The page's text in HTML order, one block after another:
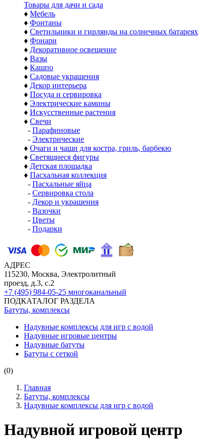
Товары для дачи и сада
♦ Мебель
♦ Фонтаны
♦ Светильники и гирлянды на солнечных батареях
♦ Фонари
♦ Декоративное освещение
♦ Вазы
♦ Кашпо
♦ Садовые украшения
♦ Декор интерьера
♦ Посуда и сервировка
♦ Электрические камины
♦ Искусственные растения
♦ Свечи
- Парафиновые
- Электрические
♦ Очаги и чаши для костра, гриль, барбекю
♦ Светящиеся фигуры
♦ Детская площадка
♦ Пасхальная коллекция
- Пасхальные яйца
- Сервировка стола
- Декор и украшения
- Вазочки
- Цветы
- Подарки
АДРЕС
115230, Москва, Электролитный
проезд, д.3, с.2
+7 (495) 984-05-25 многоканальный
ПОДКАТАЛОГ РАЗДЕЛА
Батуты, комплексы
Надувные комплексы для игр с водой
Надувные игровые центры
Надувные батуты
Батуты с сеткой
(0)
Главная
Батуты, комплексы
Надувные комплексы для игр с водой
Надувной игровой центр